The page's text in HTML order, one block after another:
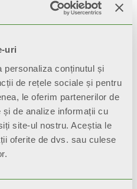
uri
personaliza conținutul și
de rețele sociale și pentru
le oferim partenerilor de
de analize informații cu
site-ul nostru. Aceștia le
oferite de dvs. sau culese